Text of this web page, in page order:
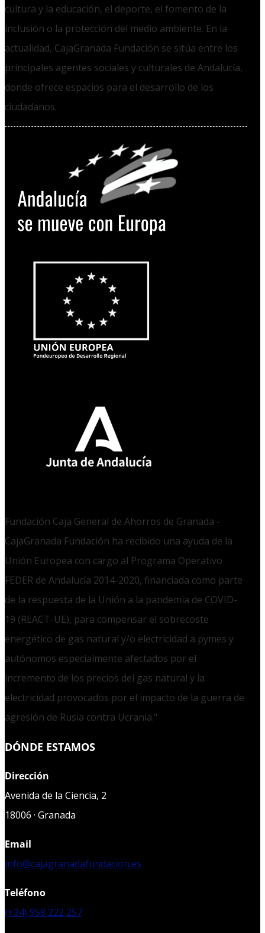
cultura y la educación, el deporte, el fomento de la
inclusión o la protección del medio ambiente. En la
actualidad, CajaGranada Fundación se sitúa entre los
principales agentes sociales y culturales de Andalucía,
donde ofrece espacios para el desarrollo de los
ciudadanos.
Fundación Caja General de Ahorros de Granada -
CajaGranada Fundación ha recibido una ayuda de la
Unión Europea con cargo al Programa Operativo
FEDER de Andalucía 2014-2020, financiada como parte
de la respuesta de la Unión a la pandemia de COVID-
19 (REACT-UE), para compensar el sobrecoste
energético de gas natural y/o electricidad a pymes y
autónomos especialmente afectados por el
incremento de los precios del gas natural y la
electricidad provocados por el impacto de la guerra de
agresión de Rusia contra Ucrania."
DÓNDE ESTAMOS
Dirección
Avenida de la Ciencia, 2
18006 · Granada
Email
info@cajagranadafundacion.es
Teléfono
(+34) 958 222 257